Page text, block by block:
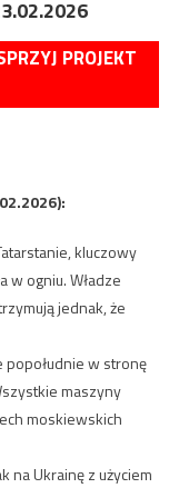
PROJEKT
kluczowy
w ogniu. Władze
jednak, że
popołudnie w stronę
maszyny
moskiewskich
na Ukrainę z użyciem